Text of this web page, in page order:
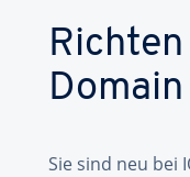
Sie sind neu bei